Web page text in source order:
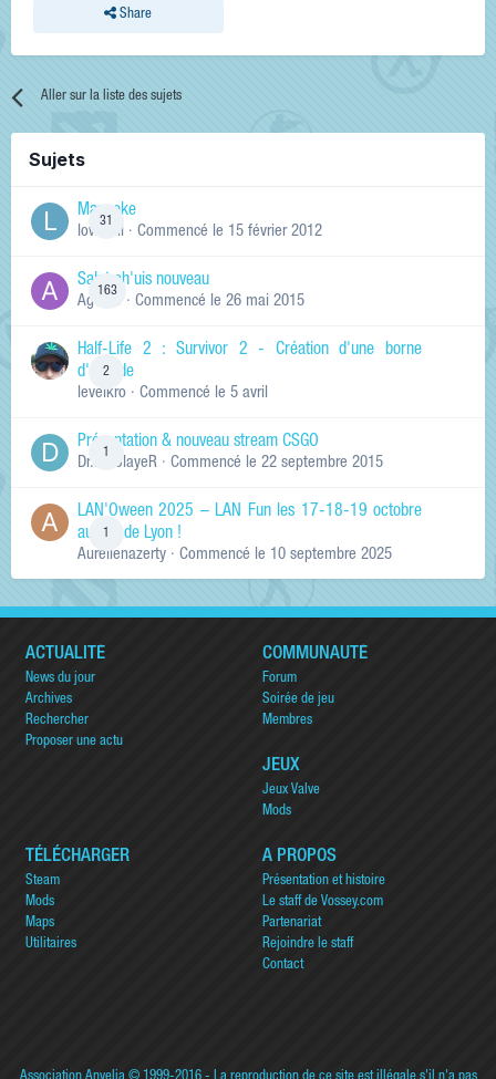
Share
Aller sur la liste des sujets
Sujets
31
Manneke
lowskill · Commencé le 15 février 2012
163
Salut ch'uis nouveau
Ag0Nie · Commencé le 26 mai 2015
2
Half-Life 2 : Survivor 2 - Création d'une borne
d'arcade
levelkro · Commencé le 5 avril
1
Présentation & nouveau stream CSGO
Dr.KinSlayeR · Commencé le 22 septembre 2015
1
LAN'Oween 2025 – LAN Fun les 17-18-19 octobre
au sud de Lyon !
Aurelienazerty · Commencé le 10 septembre 2025
ACTUALITÉ
News du jour
Archives
Rechercher
Proposer une actu
COMMUNAUTÉ
Forum
Soirée de jeu
Membres
JEUX
Jeux Valve
Mods
TÉLÉCHARGER
Steam
Mods
Maps
Utilitaires
A PROPOS
Présentation et histoire
Le staff de Vossey.com
Partenariat
Rejoindre le staff
Contact